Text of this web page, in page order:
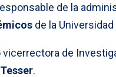
de la
de la
vicerrectora de
.